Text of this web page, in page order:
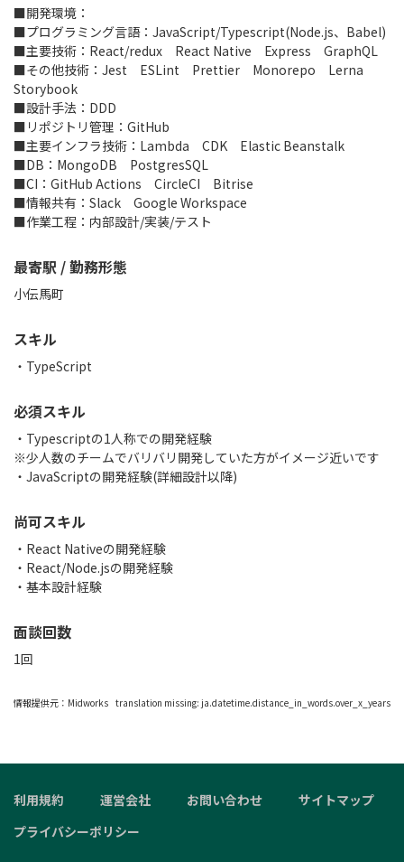
■開発環境：
■プログラミング言語：JavaScript/Typescript(Node.js、Babel)
■主要技術：React/redux React Native Express GraphQL
■その他技術：Jest ESLint Prettier Monorepo Lerna
Storybook
■設計手法：DDD
■リポジトリ管理：GitHub
■主要インフラ技術：Lambda CDK Elastic Beanstalk
■DB：MongoDB PostgresSQL
■CI：GitHub Actions CircleCI Bitrise
■情報共有：Slack Google Workspace
■作業工程：内部設計/実装/テスト
最寄駅 / 勤務形態
小伝馬町
スキル
TypeScript
必須スキル
・Typescriptの1人称での開発経験
※少人数のチームでバリバリ開発していた方がイメージ近いです
・JavaScriptの開発経験(詳細設計以降)
尚可スキル
・React Nativeの開発経験
・React/Node.jsの開発経験
・基本設計経験
面談回数
1回
情報提供元： Midworks translation missing: ja.datetime.distance_in_words.over_x_years
利用規約 運営会社 お問い合わせ
サイトマップ
プライバシーポリシー